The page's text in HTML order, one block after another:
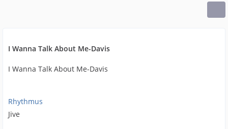
I Wanna Talk About Me-Davis
I Wanna Talk About Me-Davis
Rhythmus
Jive